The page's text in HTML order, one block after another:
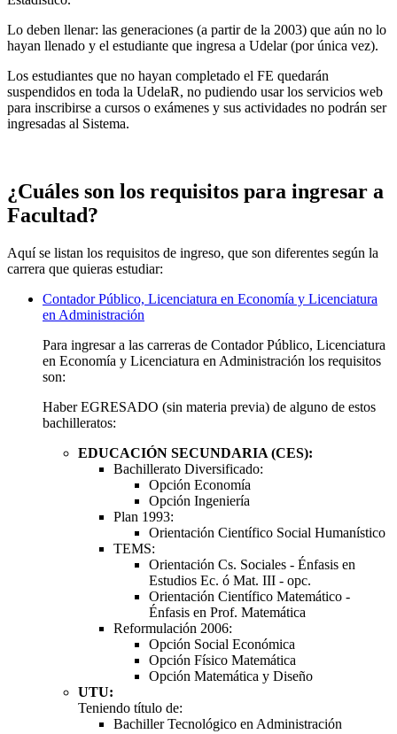
Lo deben llenar: las generaciones (a partir de la 2003) que aún no lo
hayan llenado y el estudiante que ingresa a Udelar (por única vez).
Los estudiantes que no hayan completado el FE quedarán
suspendidos en toda la UdelaR, no pudiendo usar los servicios web
para inscribirse a cursos o exámenes y sus actividades no podrán ser
ingresadas al Sistema.
¿Cuáles son los requisitos para ingresar a
Facultad?
Aquí se listan los requisitos de ingreso, que son diferentes según la
carrera que quieras estudiar:
Contador Público, Licenciatura en Economía y Licenciatura
en Administración
Para ingresar a las carreras de Contador Público, Licenciatura
en Economía y Licenciatura en Administración los requisitos
son:
Haber EGRESADO (sin materia previa) de alguno de estos
bachilleratos:
EDUCACIÓN SECUNDARIA (CES):
Bachillerato Diversificado:
Opción Economía
Opción Ingeniería
Plan 1993:
Orientación Científico Social Humanístico
TEMS:
Orientación Cs. Sociales - Énfasis en
Estudios Ec. ó Mat. III - opc.
Orientación Científico Matemático -
Énfasis en Prof. Matemática
Reformulación 2006:
Opción Social Económica
Opción Físico Matemática
Opción Matemática y Diseño
UTU:
Teniendo título de:
Bachiller Tecnológico en Administración